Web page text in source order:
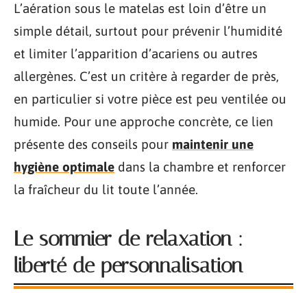
L’aération sous le matelas est loin d’être un
simple détail, surtout pour prévenir l’humidité
et limiter l’apparition d’acariens ou autres
allergènes. C’est un critère à regarder de près,
en particulier si votre pièce est peu ventilée ou
humide. Pour une approche concrète, ce lien
présente des conseils pour maintenir une
hygiène optimale dans la chambre et renforcer
la fraîcheur du lit toute l’année.
Le sommier de relaxation :
liberté de personnalisation